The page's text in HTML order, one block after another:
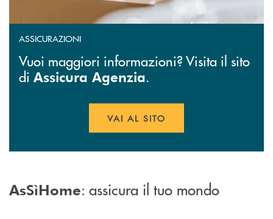
ASSICURAZIONI
Vuoi maggiori informazioni? Visita il sito
di Assicura Agenzia.
VAI AL SITO
AsSìHome: assicura il tuo mondo